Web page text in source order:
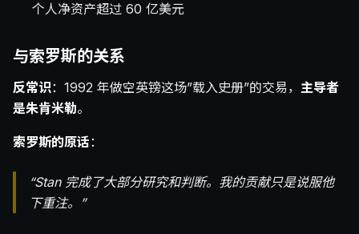
个人净资产超过 60 亿美元
与索罗斯的关系
反常识：1992 年做空英镑这场”载入史册”的交易， 主导者
是朱肯米勒。
索罗斯的原话：
“Stan 完成了大部分研究和判断。我的贡献只是说服他
下重注。”